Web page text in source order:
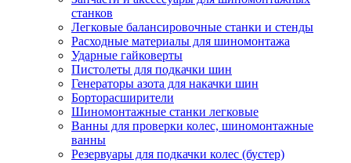
станков
Легковые балансировочные станки и стенды
Расходные материалы для шиномонтажа
Ударные гайковерты
Пистолеты для подкачки шин
Генераторы азота для накачки шин
Борторасширители
Шиномонтажные станки легковые
Ванны для проверки колес, шиномонтажные
ванны
Резервуары для подкачки колес (бустер)